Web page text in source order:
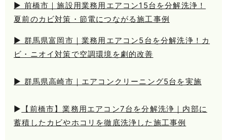
▶ 前橋市｜施設用業務用エアコン15台を分解洗浄！
夏前のカビ対策・節電につながる施工事例
▶ 群馬県富岡市｜業務用エアコン5台を分解洗浄！カ
ビ・ニオイ対策で空調環境を劇的改善
▶ 群馬県高崎市｜エアコンクリーニング5台を実施
▶
【前橋市】業務用エアコン7台を分解洗浄｜内部に
蓄積したカビやホコリを徹底洗浄した施工事例